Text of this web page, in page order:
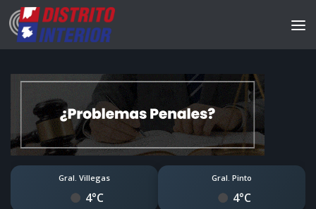
Gral. Villegas
4°C
Gral. Pinto
4°C